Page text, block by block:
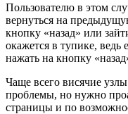
Пользователю в этом
вернуться на
кнопку «назад» или
окажется в тупике, ведь
нажать на кнопку
Чаще всего висячие
проблемы, но нужно
страницы и по